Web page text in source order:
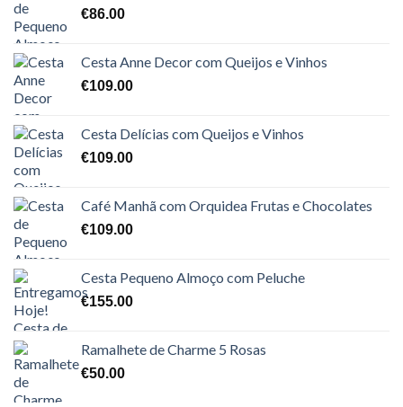
€86.00
Cesta Anne Decor com Queijos e Vinhos
€109.00
Cesta Delícias com Queijos e Vinhos
€109.00
Café Manhã com Orquidea Frutas e Chocolates
€109.00
Cesta Pequeno Almoço com Peluche
€155.00
Ramalhete de Charme 5 Rosas
€50.00